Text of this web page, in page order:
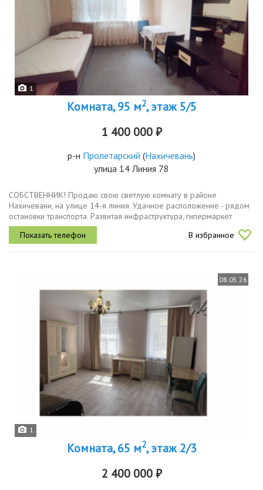
1
Комната, 95 м2, этаж 5/5
1 400 000 ₽
р-н Пролетарский (Нахичевань)
улица 14 Линия 78
СОБСТВЕННИК! Продаю свою светлую комнату в районе
Нахичевани, на улице 14-я линия. Удачное расположение - рядом
остановки транспорта. Развитая инфраструктура, гипермаркет
"Лента", парк Островского, стадион, "Перекресток", "Бум", "Чижик",
"Пятерочка...
В избранное
08.05.26
1
Комната, 65 м2, этаж 2/3
2 400 000 ₽